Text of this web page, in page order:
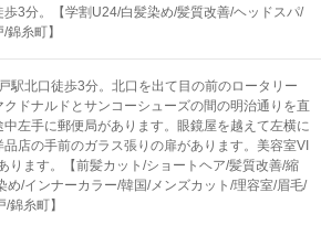
歩3分。【学割U24/白髪染め/髪質改善/ヘッドスパ/
錦糸町】
駅北口徒歩3分。北口を出て目の前のロータリー
クドナルドとサンコーシューズの間の明治通りを直
中左手に郵便局があります。眼鏡屋を越えて左横に
店の手前のガラス張りの扉があります。美容室VI
ります。【前髪カット/ショートヘア/髪質改善/縮
め/インナーカラー/韓国/メンズカット/理容室/眉毛/
錦糸町】